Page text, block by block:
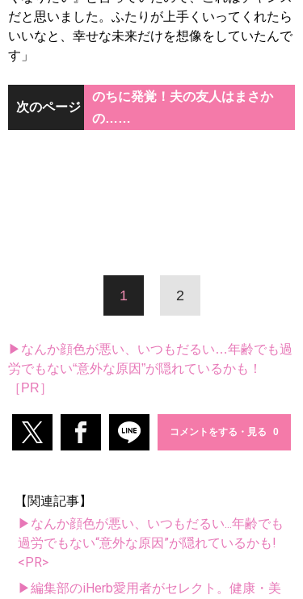
だと思いました。ふたりが上手くいってくれたら
いいなと、幸せな未来だけを想像をしていたんで
す」
次のページ
のちに発覚！夫の友人はまさか
の……
1 2
▶なんか顔色が悪い、いつもだるい…年齢でも過
労でもない“意外な原因”が隠れているかも！
［PR］
コメントをする・見る
【関連記事】
▶なんか顔色が悪い、いつもだるい...年齢でも
過労でもない“意外な原因”が隠れているかも!
<PR>
▶編集部のiHerb愛用者がセレクト。健康・美